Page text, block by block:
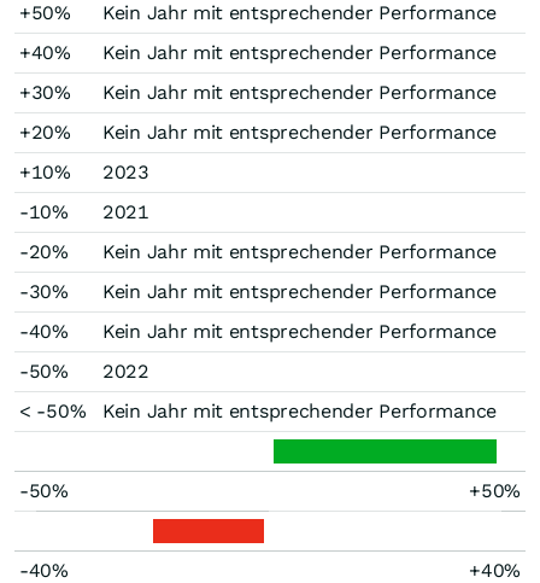
+50%
Kein Jahr mit entsprechender Performance
+40%
Kein Jahr mit entsprechender Performance
+30%
Kein Jahr mit entsprechender Performance
+20%
Kein Jahr mit entsprechender Performance
+10%
2023
-10%
2021
-20%
Kein Jahr mit entsprechender Performance
-30%
Kein Jahr mit entsprechender Performance
-40%
Kein Jahr mit entsprechender Performance
-50%
2022
< -50%
Kein Jahr mit entsprechender Performance
-50% +50%
-40% +40%